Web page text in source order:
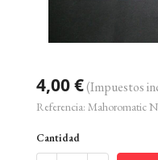
4,00 €(Impuestos
Referencia: Mahoromatic
Cantidad